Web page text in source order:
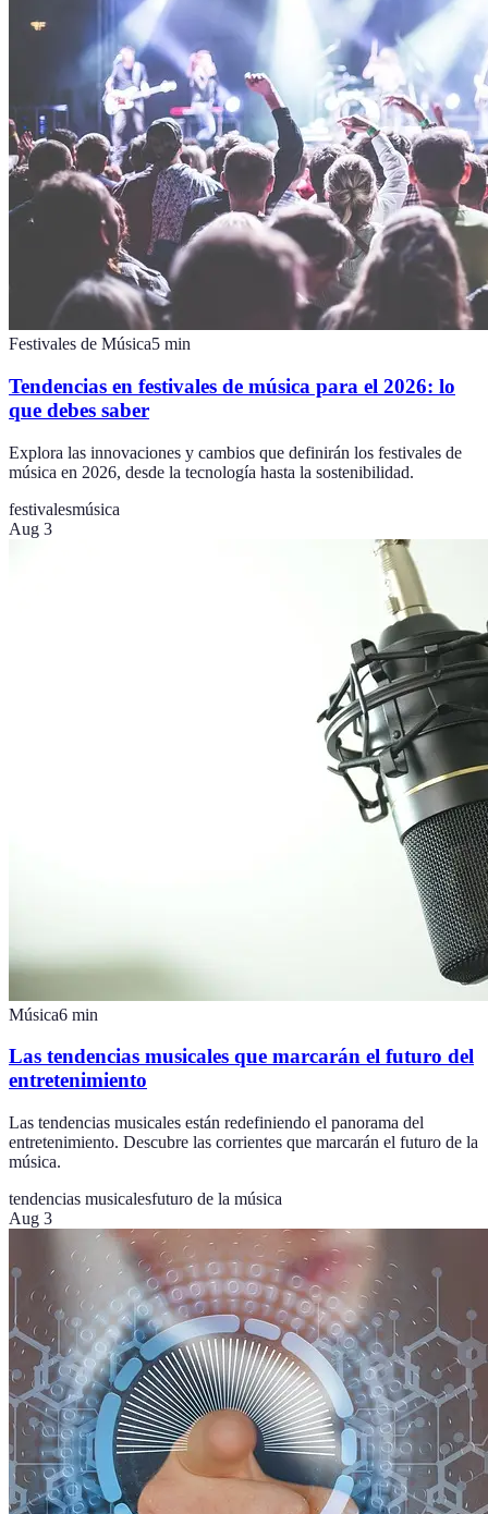
Festivales de Música5 min
Tendencias en festivales de música para el 2026: lo
que debes saber
Explora las innovaciones y cambios que definirán los festivales de
música en 2026, desde la tecnología hasta la sostenibilidad.
festivalesmúsica
Aug 3
Música6 min
Las tendencias musicales que marcarán el futuro del
entretenimiento
Las tendencias musicales están redefiniendo el panorama del
entretenimiento. Descubre las corrientes que marcarán el futuro de la
música.
tendencias musicalesfuturo de la música
Aug 3